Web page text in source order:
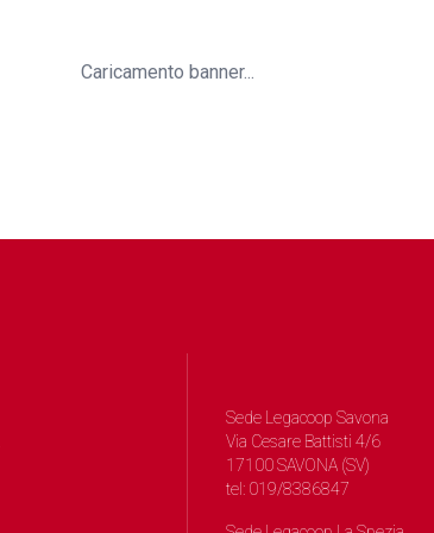
Caricamento banner...
Sede Legacoop Savona
Via Cesare Battisti 4/6
17100 SAVONA (SV)
tel: 019/8386847